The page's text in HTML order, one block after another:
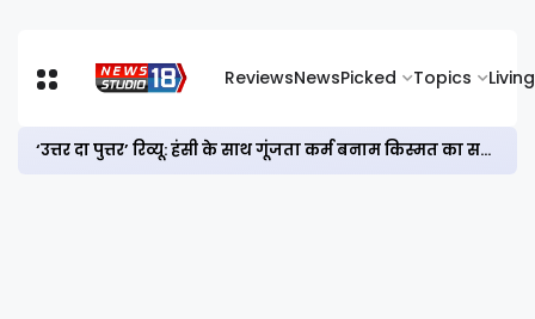
ReviewsNewsPicked Topics Living
‘उत्तर दा पुत्तर’ रिव्यू: हंसी के साथ गूंजता कर्म बनाम किस्मत का सवाल